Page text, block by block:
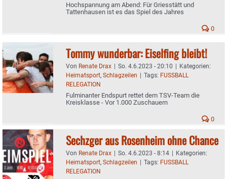
Hochspannung am Abend: Für Griesstätt und
Tattenhausen ist es das Spiel des Jahres
0
Tommy wunderbar: Eiselfing bleibt!
Von Renate Drax | So. 4.6.2023 - 20:10 | Kategorien:
Heimatsport, Schlagzeilen | Tags: FUSSBALL
RELEGATION
Fulminanter Endspurt rettet dem TSV-Team die
Kreisklasse - Vor 1.000 Zuschauern
0
Sechzger aus Rosenheim ohne Chance
Von Renate Drax | So. 4.6.2023 - 8:14 | Kategorien:
Heimatsport, Schlagzeilen | Tags: FUSSBALL
RELEGATION